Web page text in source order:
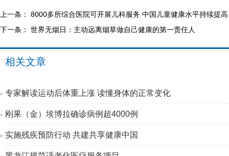
上一条： 8000多所综合医院可开展儿科服务 中国儿童健康水平持续提高
下一条： 世界无烟日：主动远离烟草做自己健康的第一责任人
相关文章
专家解读运动后体重上涨 读懂身体的正常变化
刚果（金）埃博拉确诊病例超4000例
实施残疾预防行动 共建共享健康中国